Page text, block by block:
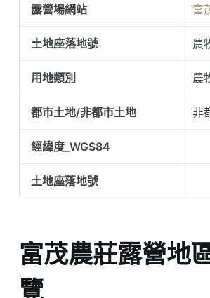
露營場網站 富
土地座落地號 農
用地類別 農
都市土地/非都市土地 非
經緯度_WGS84
土地座落地號
富茂農莊露營地
覽